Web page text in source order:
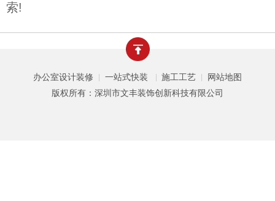
索!
办公室设计装修 | 一站式快装 | 施工工艺 |
网站地图
版权所有：深圳市文丰装饰创新科技有限公司